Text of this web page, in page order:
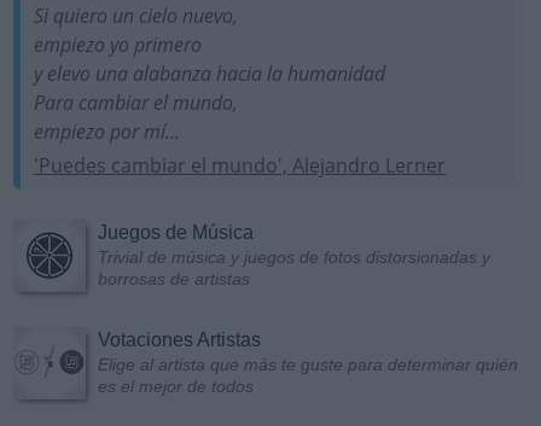
Si quiero un cielo nuevo,
empiezo yo primero
y elevo una alabanza hacia la humanidad
Para cambiar el mundo,
empiezo por mí...
'Puedes cambiar el mundo', Alejandro Lerner
Juegos de Música
Trivial de música y juegos de fotos distorsionadas y
borrosas de artistas
Votaciones Artistas
Elige al artista que más te guste para determinar quién
es el mejor de todos